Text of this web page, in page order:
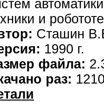
и
Сташин
1990 г.
файла:
раз: